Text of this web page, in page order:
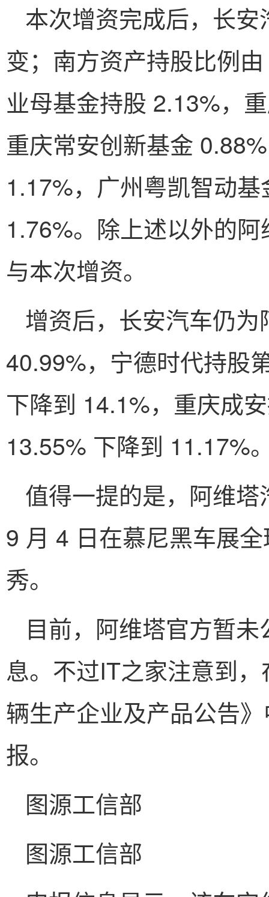
本次增资完成后，长
变；南方资产持股比例
业母基金持股 2.13%，
重庆常安创新基金
1.17%，广州粤凯智动
1.76%。除上述以外的
与本次增资。
增资后，长安汽车仍
40.99%，宁德时代持股
下降到 14.1%，重庆成
13.55% 下降到 11.17%
值得一提的是，阿维
9 月 4 日在慕尼黑车展
秀。
目前，阿维塔官方暂
息。不过IT之家注意到
辆生产企业及产品公告
报。
图源工信部
图源工信部